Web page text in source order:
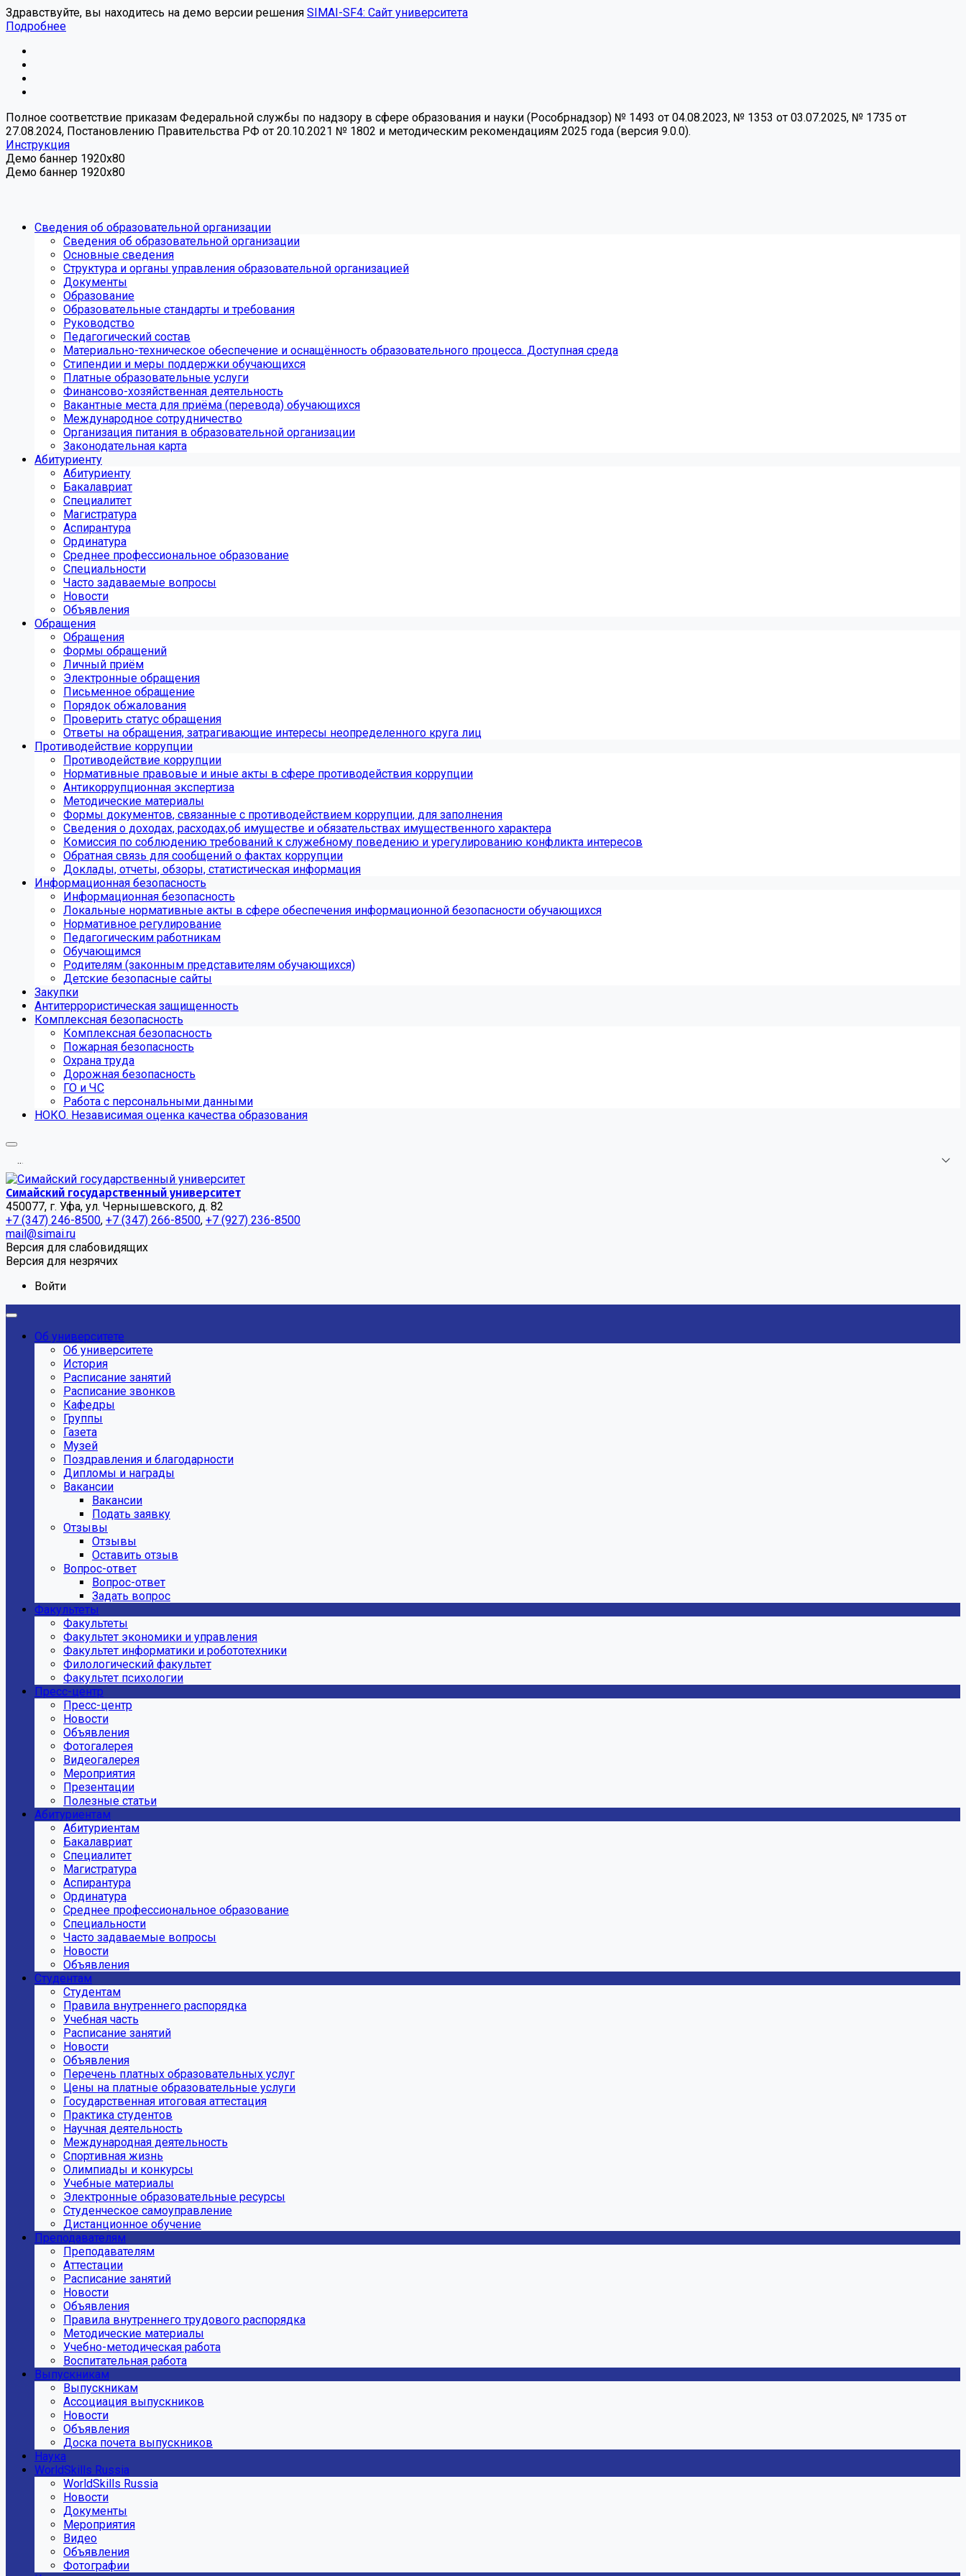
Здравствуйте, вы находитесь на демо версии решения SIMAI-SF4: Сайт университета
Подробнее
Полное соответствие приказам Федеральной службы по надзору в сфере образования и науки (Рособрнадзор) № 1493 от 04.08.2023, № 1353 от 03.07.2025, № 1735 от
27.08.2024, Постановлению Правительства РФ от 20.10.2021 № 1802 и методическим рекомендациям 2025 года (версия 9.0.0).
Инструкция
Демо баннер 1920x80
Демо баннер 1920x80
Сведения об образовательной организации
Сведения об образовательной организации
Основные сведения
Структура и органы управления образовательной организацией
Документы
Образование
Образовательные стандарты и требования
Руководство
Педагогический состав
Материально-техническое обеспечение и оснащённость образовательного процесса. Доступная среда
Стипендии и меры поддержки обучающихся
Платные образовательные услуги
Финансово-хозяйственная деятельность
Вакантные места для приёма (перевода) обучающихся
Международное сотрудничество
Организация питания в образовательной организации
Законодательная карта
Абитуриенту
Абитуриенту
Бакалавриат
Специалитет
Магистратура
Аспирантура
Ординатура
Среднее профессиональное образование
Специальности
Часто задаваемые вопросы
Новости
Объявления
Обращения
Обращения
Формы обращений
Личный приём
Электронные обращения
Письменное обращение
Порядок обжалования
Проверить статус обращения
Ответы на обращения, затрагивающие интересы неопределенного круга лиц
Противодействие коррупции
Противодействие коррупции
Нормативные правовые и иные акты в сфере противодействия коррупции
Антикоррупционная экспертиза
Методические материалы
Формы документов, связанные с противодействием коррупции, для заполнения
Сведения о доходах, расходах,об имуществе и обязательствах имущественного характера
Комиссия по соблюдению требований к служебному поведению и урегулированию конфликта интересов
Обратная связь для сообщений о фактах коррупции
Доклады, отчеты, обзоры, статистическая информация
Информационная безопасность
Информационная безопасность
Локальные нормативные акты в сфере обеспечения информационной безопасности обучающихся
Нормативное регулирование
Педагогическим работникам
Обучающимся
Родителям (законным представителям обучающихся)
Детские безопасные сайты
Закупки
Антитеррористическая защищенность
Комплексная безопасность
Комплексная безопасность
Пожарная безопасность
Охрана труда
Дорожная безопасность
ГО и ЧС
Работа с персональными данными
НОКО. Независимая оценка качества образования
...
Симайский государственный университет
450077, г. Уфа, ул. Чернышевского, д. 82
+7 (347) 246-8500, +7 (347) 266-8500, +7 (927) 236-8500
mail@simai.ru
Версия для слабовидящих
Версия для незрячих
Войти
Об университете
Об университете
История
Расписание занятий
Расписание звонков
Кафедры
Группы
Газета
Музей
Поздравления и благодарности
Дипломы и награды
Вакансии
Вакансии
Подать заявку
Отзывы
Отзывы
Оставить отзыв
Вопрос-ответ
Вопрос-ответ
Задать вопрос
Факультеты
Факультеты
Факультет экономики и управления
Факультет информатики и робототехники
Филологический факультет
Факультет психологии
Пресс-центр
Пресс-центр
Новости
Объявления
Фотогалерея
Видеогалерея
Мероприятия
Презентации
Полезные статьи
Абитуриентам
Абитуриентам
Бакалавриат
Специалитет
Магистратура
Аспирантура
Ординатура
Среднее профессиональное образование
Специальности
Часто задаваемые вопросы
Новости
Объявления
Студентам
Студентам
Правила внутреннего распорядка
Учебная часть
Расписание занятий
Новости
Объявления
Перечень платных образовательных услуг
Цены на платные образовательные услуги
Государственная итоговая аттестация
Практика студентов
Научная деятельность
Международная деятельность
Спортивная жизнь
Олимпиады и конкурсы
Учебные материалы
Электронные образовательные ресурсы
Студенческое самоуправление
Дистанционное обучение
Преподавателям
Преподавателям
Аттестации
Расписание занятий
Новости
Объявления
Правила внутреннего трудового распорядка
Методические материалы
Учебно-методическая работа
Воспитательная работа
Выпускникам
Выпускникам
Ассоциация выпускников
Новости
Объявления
Доска почета выпускников
Наука
WorldSkills Russia
WorldSkills Russia
Новости
Документы
Мероприятия
Видео
Объявления
Фотографии